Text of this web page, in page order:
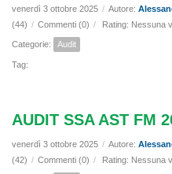
venerdì 3 ottobre 2025 / Autore:
(44) / Commenti (0) / Rating: Nessuna
Categorie: Audit
Tag:
AUDIT SSA AST FM
venerdì 3 ottobre 2025 / Autore:
(42) / Commenti (0) / Rating: Nessuna